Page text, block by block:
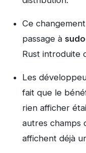
Ce
passage à
Rust introduite
Les
fait que le
rien afficher
autres champs
affichent déjà